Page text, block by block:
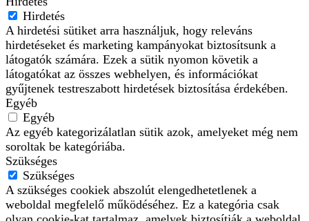
Hirdetés
A hirdetési sütiket arra használjuk, hogy releváns
hirdetéseket és marketing kampányokat biztosítsunk a
látogatók számára. Ezek a sütik nyomon követik a
látogatókat az összes webhelyen, és információkat
gyűjtenek testreszabott hirdetések biztosítása érdekében.
Egyéb
Egyéb
Az egyéb kategorizálatlan sütik azok, amelyeket még nem
soroltak be kategóriába.
Szükséges
Szükséges
A szükséges cookiek abszolút elengedhetetlenek a
weboldal megfelelő működéséhez. Ez a kategória csak